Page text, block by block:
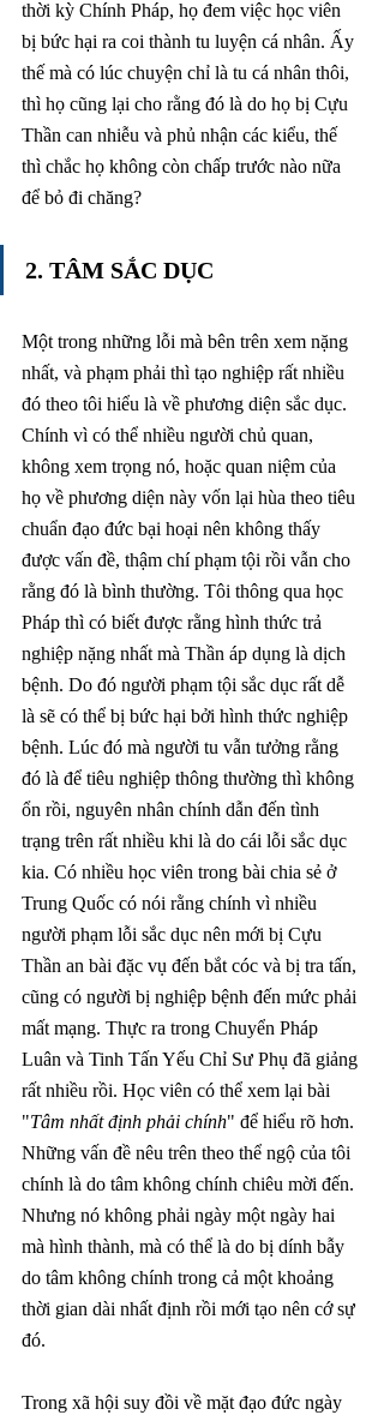
thời kỳ Chính Pháp, họ đem việc học viên
bị bức hại ra coi thành tu luyện cá nhân. Ấy
thế mà có lúc chuyện chỉ là tu cá nhân thôi,
thì họ cũng lại cho rằng đó là do họ bị Cựu
Thần can nhiễu và phủ nhận các kiểu, thế
thì chắc họ không còn chấp trước nào nữa
để bỏ đi chăng?
2. TÂM SẮC DỤC
Một trong những lỗi mà bên trên xem nặng
nhất, và phạm phải thì tạo nghiệp rất nhiều
đó theo tôi hiểu là về phương diện sắc dục.
Chính vì có thể nhiều người chủ quan,
không xem trọng nó, hoặc quan niệm của
họ về phương diện này vốn lại hùa theo tiêu
chuẩn đạo đức bại hoại nên không thấy
được vấn đề, thậm chí phạm tội rồi vẫn cho
rằng đó là bình thường. Tôi thông qua học
Pháp thì có biết được rằng hình thức trả
nghiệp nặng nhất mà Thần áp dụng là dịch
bệnh. Do đó người phạm tội sắc dục rất dễ
là sẽ có thể bị bức hại bởi hình thức nghiệp
bệnh. Lúc đó mà người tu vẫn tưởng rằng
đó là để tiêu nghiệp thông thường thì không
ổn rồi, nguyên nhân chính dẫn đến tình
trạng trên rất nhiều khi là do cái lỗi sắc dục
kia. Có nhiều học viên trong bài chia sẻ ở
Trung Quốc có nói rằng chính vì nhiều
người phạm lỗi sắc dục nên mới bị Cựu
Thần an bài đặc vụ đến bắt cóc và bị tra tấn,
cũng có người bị nghiệp bệnh đến mức phải
mất mạng. Thực ra trong Chuyển Pháp
Luân và Tinh Tấn Yếu Chỉ Sư Phụ đã giảng
rất nhiều rồi. Học viên có thể xem lại bài
"Tâm nhất định phải chính" để hiểu rõ hơn.
Những vấn đề nêu trên theo thể ngộ của tôi
chính là do tâm không chính chiêu mời đến.
Nhưng nó không phải ngày một ngày hai
mà hình thành, mà có thể là do bị dính bẫy
do tâm không chính trong cả một khoảng
thời gian dài nhất định rồi mới tạo nên cớ sự
đó.
Trong xã hội suy đồi về mặt đạo đức ngày